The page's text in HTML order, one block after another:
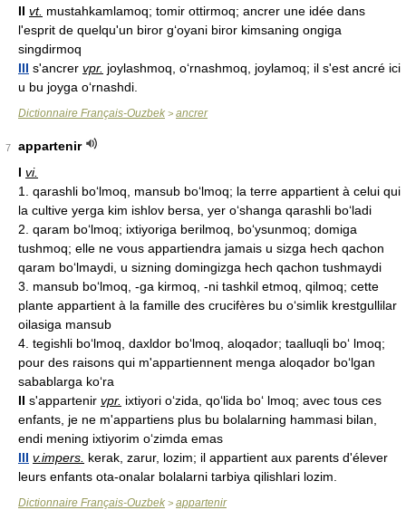
II vt. mustahkamlamoq; tomir ottirmoq; ancrer une idée dans
l'esprit de quelqu'un biror g‘oyani biror kimsaning ongiga
singdirmoq
III s'ancrer vpr. joylashmoq, o‘rnashmoq, joylamoq; il s'est ancré ici
u bu joyga o‘rnashdi.
Dictionnaire Français-Ouzbek > ancrer
7
appartenir
I vi.
1. qarashli bo‘lmoq, mansub bo‘lmoq; la terre appartient à celui qui
la cultive yerga kim ishlov bersa, yer o‘shanga qarashli bo‘ladi
2. qaram bo‘lmoq; ixtiyoriga berilmoq, bo‘ysunmoq; domiga
tushmoq; elle ne vous appartiendra jamais u sizga hech qachon
qaram bo‘lmaydi, u sizning domingizga hech qachon tushmaydi
3. mansub bo‘lmoq, -ga kirmoq, -ni tashkil etmoq, qilmoq; cette
plante appartient à la famille des crucifères bu o‘simlik krestgullilar
oilasiga mansub
4. tegishli bo‘lmoq, daxldor bo‘lmoq, aloqador; taalluqli bo‘ lmoq;
pour des raisons qui m'appartiennent menga aloqador bo‘lgan
sabablarga ko‘ra
II s'appartenir vpr. ixtiyori o‘zida, qo‘lida bo‘ lmoq; avec tous ces
enfants, je ne m'appartiens plus bu bolalarning hammasi bilan,
endi mening ixtiyorim o‘zimda emas
III v.impers. kerak, zarur, lozim; il appartient aux parents d'élever
leurs enfants ota-onalar bolalarni tarbiya qilishlari lozim.
Dictionnaire Français-Ouzbek > appartenir